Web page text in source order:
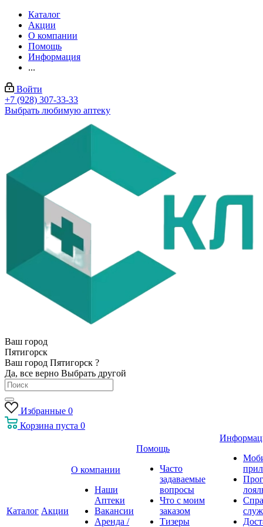
Каталог
Акции
О компании
Помощь
Информация
...
Войти
+7 (928) 307-33-33
Выбрать любимую аптеку
Ваш город
Пятигорск
Ваш город Пятигорск ?
Да, все верно Выбрать другой
Избранные 0
Корзина пуста 0
Каталог Акции
О компании
Наши
Аптеки
Вакансии
Аренда /
Помощь
Часто
задаваемые
вопросы
Что с моим
заказом
Тизеры